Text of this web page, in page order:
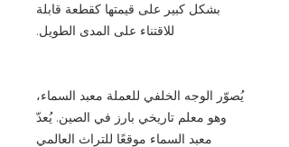
بشكل كبير على قيمتها كقطعة قابلة
للاقتناء على المدى الطويل.
يُصوّر الوجه الخلفي للعملة معبد السماء،
وهو معلم تاريخي بارز في الصين. يُعدّ
معبد السماء موقعًا للتراث العالمي